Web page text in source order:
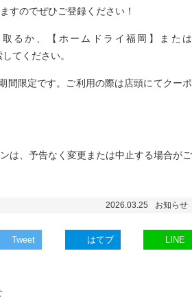
すのでぜひご登録ください！
るか、【ホームドライ福岡】または
てください。
間限定です。ご利用の際は店頭にてクーポ
は、予告なく変更または中止する場合がご
2026.03.25 お知らせ
Tweet はてブ LINE